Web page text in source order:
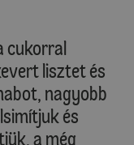
cukorral
lisztet és
nagyobb
és
a még